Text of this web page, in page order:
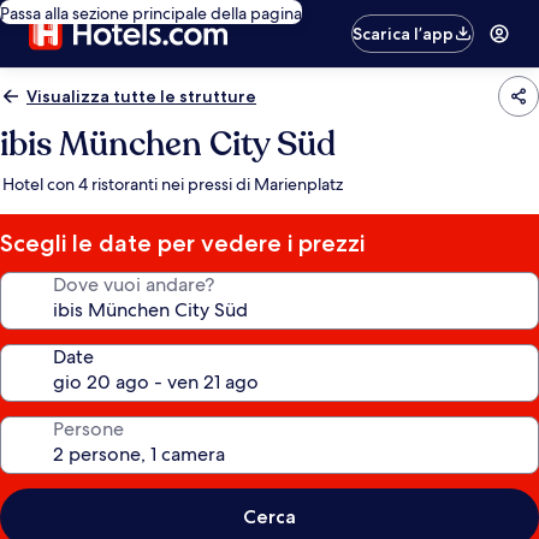
Passa alla sezione principale della pagina
Scarica l’app
Visualizza tutte le strutture
ibis München City Süd
Hotel con 4 ristoranti nei pressi di Marienplatz
Scegli le date per vedere i prezzi
Dove vuoi andare?
Date
Persone
Cerca